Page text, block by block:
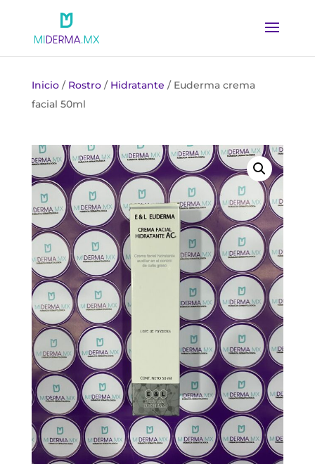
Inicio/ Rostro/ Hidratante / Euderma crema
facial 50ml